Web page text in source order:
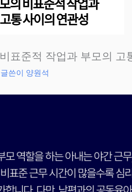
표준적 작업과 부모의 고
쓴이 양원석